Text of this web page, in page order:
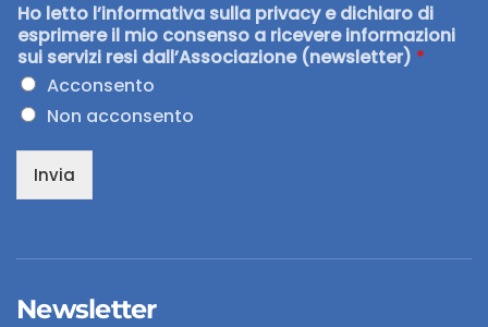
Ho letto l’informativa sulla privacy e dichiaro di
esprimere il mio consenso a ricevere informazioni
sui servizi resi dall’Associazione (newsletter) *
Acconsento
Non acconsento
Invia
Newsletter